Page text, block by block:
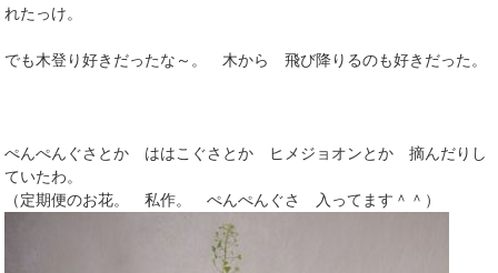
れたっけ。
でも木登り好きだったな～。 木から 飛び降りるのも好きだった。
ぺんぺんぐさとか ははこぐさとか ヒメジョオンとか 摘んだりし
ていたわ。
（定期便のお花。 私作。 ぺんぺんぐさ 入ってます＾＾）